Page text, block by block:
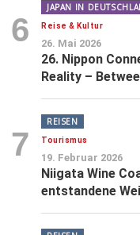
6
JAPAN IN
Reise & Kultur
26. Mai 2026
26. Nippon
Reality –
7
REISEN
Tourismus
19. Februar 2026
Niigata Wine
entstandene